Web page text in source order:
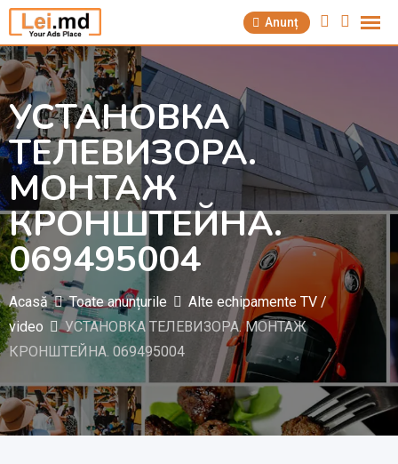
Săriți
la
conținut
Anunț
УСТАНОВКА
ТЕЛЕВИЗОРА.
МОНТАЖ
КРОНШТЕЙНА.
069495004
Acasă Toate anunțurile
Alte echipamente TV /
video
УСТАНОВКА ТЕЛЕВИЗОРА. МОНТАЖ
КРОНШТЕЙНА. 069495004